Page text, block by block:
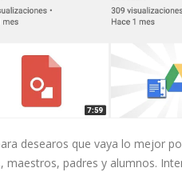
desearos que vaya lo mejor
maestros, padres y alumnos.